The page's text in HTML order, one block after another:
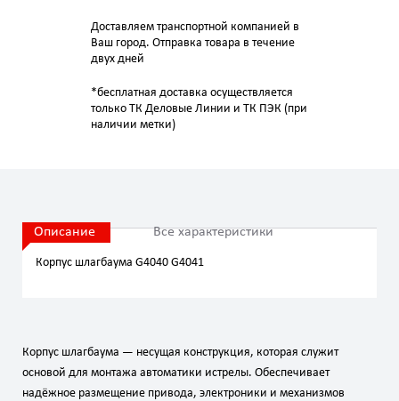
Доставляем транспортной компанией в
Ваш город. Отправка товара в течение
двух дней
*бесплатная доставка осуществляется
только ТК Деловые Линии и ТК ПЭК (при
наличии метки)
Описание Все характеристики
Корпус шлагбаума G4040 G4041
Корпус шлагбаума — несущая конструкция, которая служит
основой для монтажа автоматики истрелы. Обеспечивает
надёжное размещение привода, электроники и механизмов